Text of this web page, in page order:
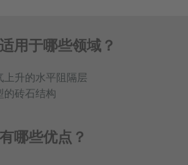
用于哪些领域？
上升的水平阻隔层
的砖石结构
哪些优点？